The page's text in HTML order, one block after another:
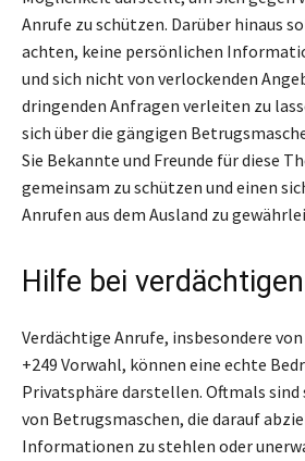
Anrufe zu schützen. Darüber hinaus
achten, keine persönlichen
und sich nicht von verlockenden
dringenden Anfragen verleiten zu
sich über die gängigen
Sie Bekannte und Freunde für diese
gemeinsam zu schützen und einen
Anrufen aus dem Ausland zu
Hilfe bei
Verdächtige Anrufe, insbesondere
+249 Vorwahl, können eine echte
Privatsphäre darstellen. Oftmals sind
von Betrugsmaschen, die darauf
Informationen zu stehlen oder